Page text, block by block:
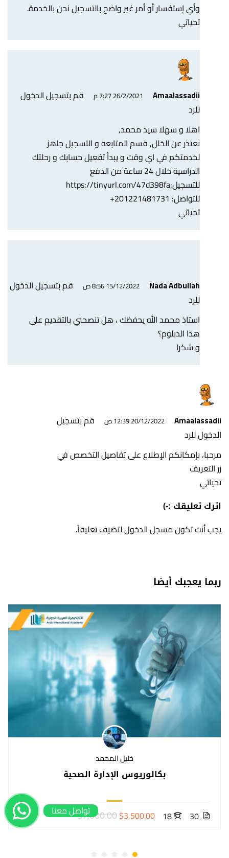
وأي إستفسار أو أمر غير واضح بالتسجيل نحن بالخدمة.
تحياتي
Amaalassadii 26/2/2021 7:27 م
قم بتسجيل الدخول
للرد
اهلا و سهلا سيد محمد,
نعتذر عن الخلل, قسم المتابعة و التسجيل جاهز
لخدمتكم في اي وقت و يبدأ تفعيل حسابك و رحلتك
الدراسية خلال 24 ساعة من الدفع
للتسجيل:https://tinyurl.com/47d398fa
للتواصل: 201221481731+
تحياتي
Nada Adbullah 15/12/2022 8:56 ص
قم بتسجيل الدخول
للرد
استاذ محمد الله يحفظك ، هل تنصحني بالتقديم على
هذا الدبلوم؟
و شكرا
Amaalassadii 20/12/2022 12:39 ص
قم بتسجيل
الدخول للرد
مرحبا، بإمكانكم الإطلاع على تفاصيل التخصص في
زر التعريف
تحياتي
اترك تعليقك :-)
يجب أنت تكونمسجل الدخوللتضيف تعليقاً.
ربما يعجبك أيضا
خليل المحمد
بكالوريوس الإدارة الصحية
30
18
$7,000.00$3,500.00 تواصل معنا